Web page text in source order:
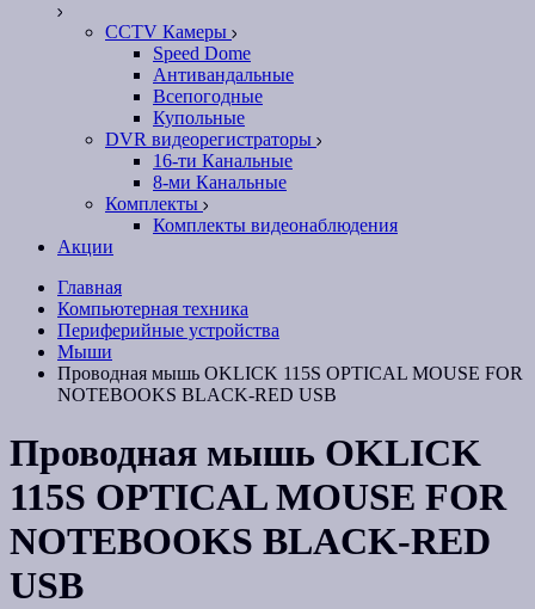
CCTV Камеры
Speed Dome
Антивандальные
Всепогодные
Купольные
DVR видеорегистраторы
16-ти Канальные
8-ми Канальные
Комплекты
Комплекты видеонаблюдения
Акции
Главная
Компьютерная техника
Периферийные устройства
Мыши
Проводная мышь OKLICK 115S OPTICAL MOUSE FOR
NOTEBOOKS BLACK-RED USB
Проводная мышь OKLICK
115S OPTICAL MOUSE FOR
NOTEBOOKS BLACK-RED
USB